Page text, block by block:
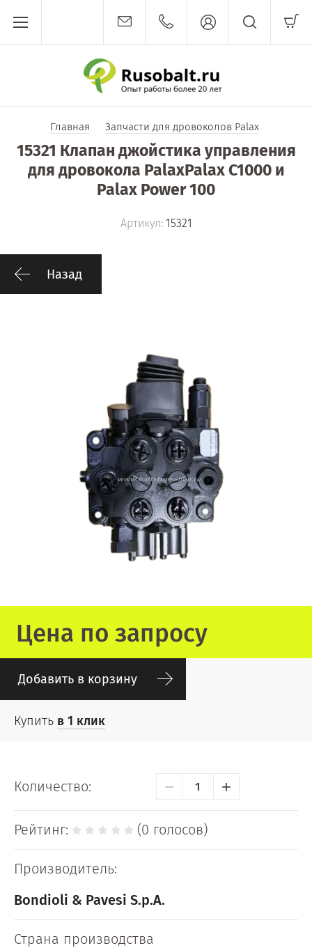
Главная Запчасти для дровоколов Palax
15321 Клапан джойстика управления
для дровокола PalaxPalax C1000 и
Palax Power 100
Артикул:15321
Назад
Цена по запросу
Добавить в корзину
Купить в 1 клик
Количество: − +
Рейтинг: (0 голосов)
Производитель:
Bondioli & Pavesi S.p.A.
Страна производства